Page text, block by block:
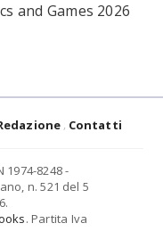
and Games 2026
Contatti
1974-8248 -
n. 521 del 5
. Partita Iva